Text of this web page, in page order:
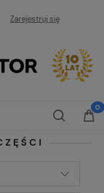
Zarejestruj się